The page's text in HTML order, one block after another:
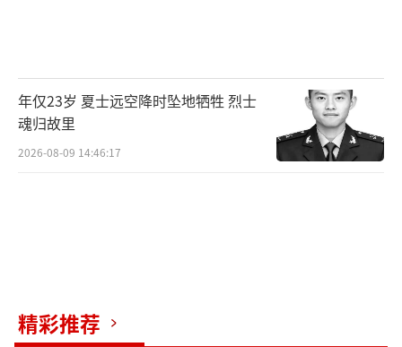
年仅23岁 夏士远空降时坠地牺牲 烈士
魂归故里
2026-08-09 14:46:17
精彩推荐